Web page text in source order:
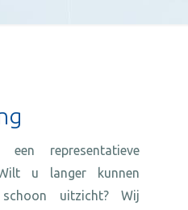
representatieve
u langer kunnen
uitzicht? Wij